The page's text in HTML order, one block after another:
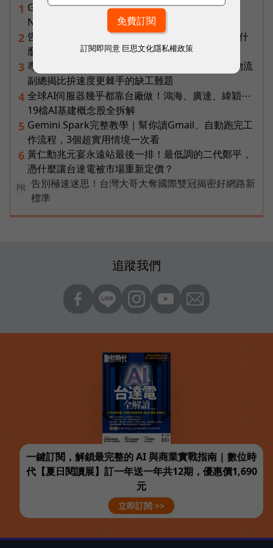
1 Gemini完整教學地圖！37篇實測整理，
Notebooks、Spark、提示詞架構全打包
2 告別「極速迷思」！Opensignal 國際評比揭密：什
麼才是 5G 時代的好網路？
3 專訪｜進貨沒變快，momo為何仍導入機器人？物流
副總揭比拚速度更棘手的缺工難題
4 全球AI伺服器幾乎都靠台廠做！鴻海、廣達、緯穎⋯
19檔AI基建概念股全拆解
5 Gemini Spark完整教學｜幫你讀Gmail、自動跑完工
作流程，3個超實用情境一次看
6 黃仁勳兆元宴永遠站最後一排！最低調的二代鄭平，
憑什麼讓台達電被市場重新定價？
PR
告別極速迷思！台灣大哥大奪國際雙冠揭密好網路新
標準
追蹤我們
一鍵訂閱，解鎖最完整的 AI 與商業實戰指南 | 數位時
代【夏日閱讀展】訂一年送一年共12期，優惠價1,690
元
立即訂閱 >>
訂閱即同意 巨思文化隱私權政策